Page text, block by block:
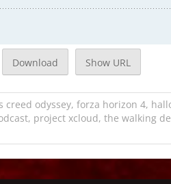
Download Show URL
creed odyssey, forza horizon 4,
, project xcloud, the walking